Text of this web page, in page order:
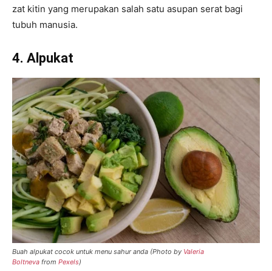
zat kitin yang merupakan salah satu asupan serat bagi
tubuh manusia.
4. Alpukat
Buah alpukat cocok untuk menu sahur anda (Photo by Valeria
Boltneva from Pexels)